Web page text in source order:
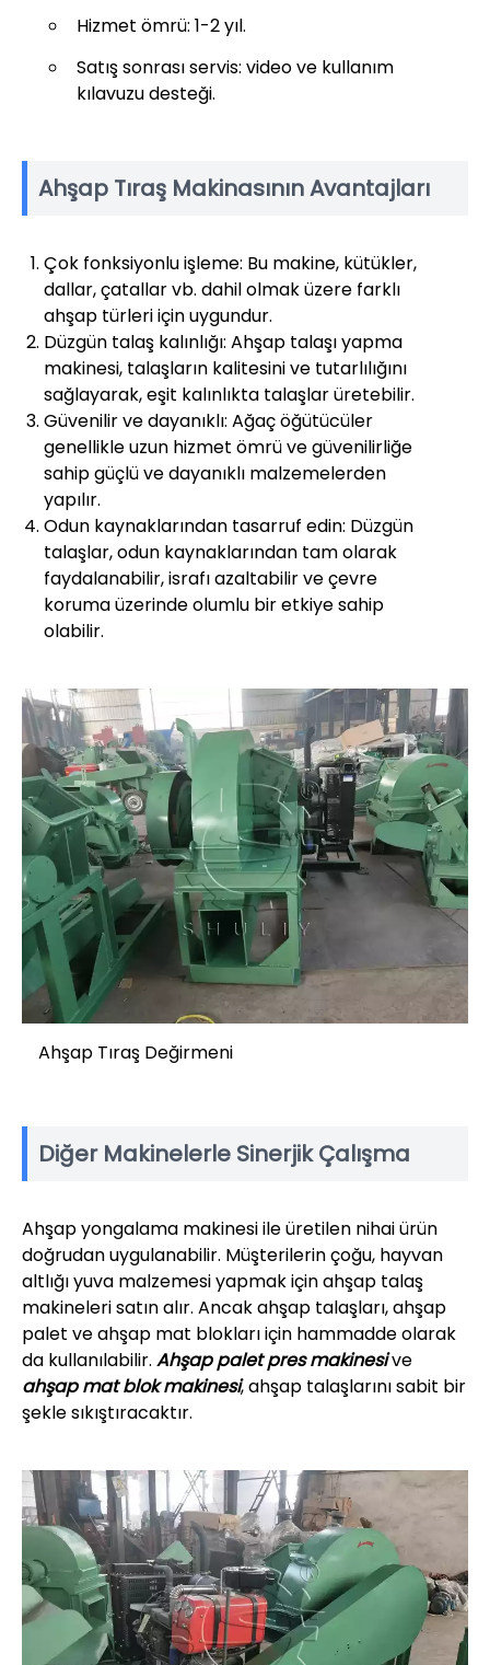
Hizmet ömrü: 1-2 yıl.
Satış sonrası servis: video ve kullanım
kılavuzu desteği.
Ahşap Tıraş Makinasının Avantajları
Çok fonksiyonlu işleme: Bu makine, kütükler,
dallar, çatallar vb. dahil olmak üzere farklı
ahşap türleri için uygundur.
Düzgün talaş kalınlığı: Ahşap talaşı yapma
makinesi, talaşların kalitesini ve tutarlılığını
sağlayarak, eşit kalınlıkta talaşlar üretebilir.
Güvenilir ve dayanıklı: Ağaç öğütücüler
genellikle uzun hizmet ömrü ve güvenilirliğe
sahip güçlü ve dayanıklı malzemelerden
yapılır.
Odun kaynaklarından tasarruf edin: Düzgün
talaşlar, odun kaynaklarından tam olarak
faydalanabilir, israfı azaltabilir ve çevre
koruma üzerinde olumlu bir etkiye sahip
olabilir.
Ahşap Tıraş Değirmeni
Diğer Makinelerle Sinerjik Çalışma
Ahşap yongalama makinesi ile üretilen nihai ürün
doğrudan uygulanabilir. Müşterilerin çoğu, hayvan
altlığı yuva malzemesi yapmak için ahşap talaş
makineleri satın alır. Ancak ahşap talaşları, ahşap
palet ve ahşap mat blokları için hammadde olarak
da kullanılabilir. Ahşap palet pres makinesive
ahşap mat blok makinesi, ahşap talaşlarını sabit bir
şekle sıkıştıracaktır.